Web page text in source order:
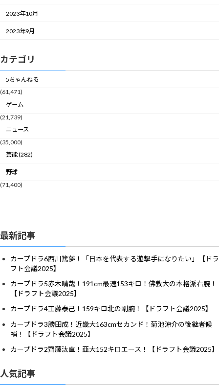
2023年10月
2023年9月
カテゴリ
5ちゃんねる
(61,471)
ゲーム
(21,739)
ニュース
(35,000)
芸能 (282)
野球
(71,400)
最新記事
カープドラ6西川篤夢！「日本を代表する遊撃手になりたい」【ドラ
フト会議2025】
カープドラ5赤木晴哉！191cm最速153キロ！佛教大の本格派右腕！
【ドラフト会議2025】
カープドラ4工藤泰己！159キロ北の剛腕！【ドラフト会議2025】
カープドラ3勝田成！近畿大163cmセカンド！菊池涼介の後継者候
補！【ドラフト会議2025】
カープドラ2齊藤汰直！亜大152キロエース！【ドラフト会議2025】
人気記事